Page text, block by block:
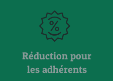
Réduction pour
les adhérents